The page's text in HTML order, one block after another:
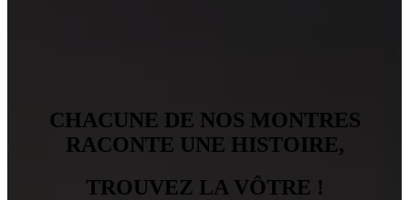
CHACUNE DE NOS MONTRES
RACONTE UNE HISTOIRE,
TROUVEZ LA VÔTRE !